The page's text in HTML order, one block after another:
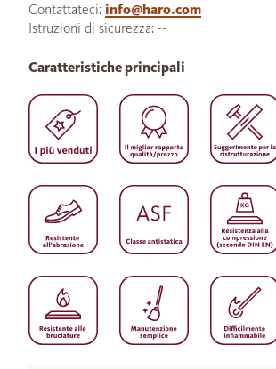
Contattateci: info@haro.com
Istruzioni di sicurezza: --
Caratteristiche principali